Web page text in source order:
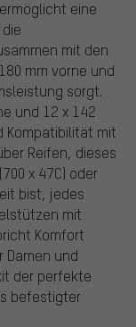
eine
mit den
mm vorne und
sorgt.
und 12 x 142
Kompatibilität mit
Reifen, dieses
x 47C) oder
bist, jedes
mit
Komfort
Damen und
der perfekte
befestigter